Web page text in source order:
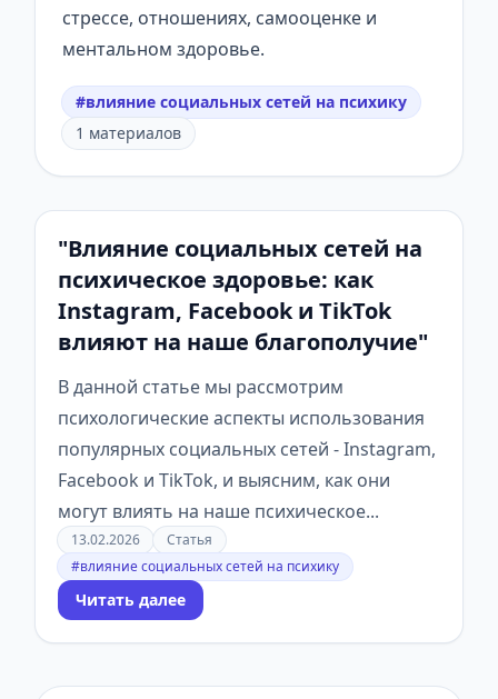
стрессе, отношениях, самооценке и
ментальном здоровье.
#влияние социальных сетей на психику
1 материалов
"Влияние социальных сетей на
психическое здоровье: как
Instagram, Facebook и TikTok
влияют на наше благополучие"
В данной статье мы рассмотрим
психологические аспекты использования
популярных социальных сетей - Instagram,
Facebook и TikTok, и выясним, как они
могут влиять на наше психическое...
13.02.2026
Статья
#влияние социальных сетей на психику
Читать далее